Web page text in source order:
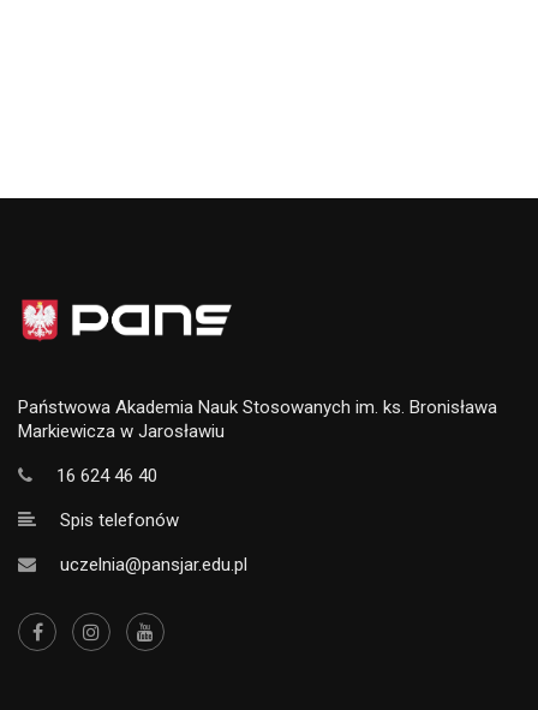
Państwowa Akademia Nauk Stosowanych im. ks. Bronisława
Markiewicza w Jarosławiu
16 624 46 40
Spis telefonów
uczelnia@pansjar.edu.pl